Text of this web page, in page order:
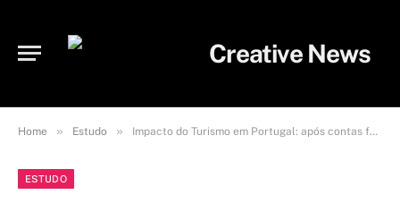
Home » Estudo » Impacto do Turismo em Portugal: após contas feitas no fim do verão, o volume de faturação e de transações diminuiu
ESTUDO